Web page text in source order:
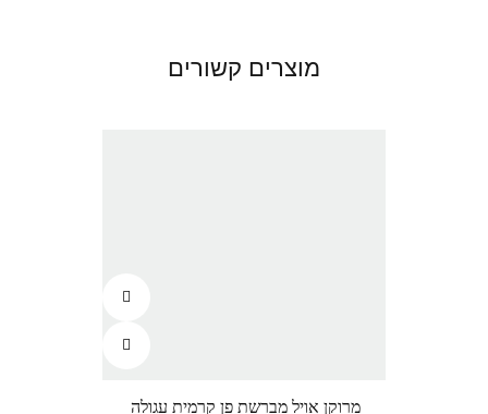
מוצרים קשורים
מרוקן אויל מברשת פן קרמית עגולה